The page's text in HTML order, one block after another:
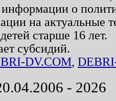
о
на актуальные
старше 16 лет.
субсидий.
DV.COM,
- 2026